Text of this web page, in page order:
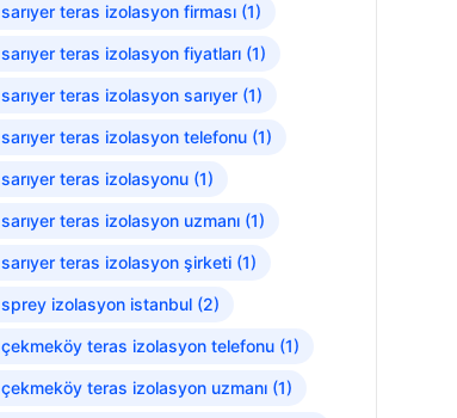
sarıyer teras izolasyon firması(1)
sarıyer teras izolasyon fiyatları(1)
sarıyer teras izolasyon sarıyer(1)
sarıyer teras izolasyon telefonu(1)
sarıyer teras izolasyonu(1)
sarıyer teras izolasyon uzmanı(1)
sarıyer teras izolasyon şirketi(1)
sprey izolasyon istanbul(2)
çekmeköy teras izolasyon telefonu(1)
çekmeköy teras izolasyon uzmanı(1)